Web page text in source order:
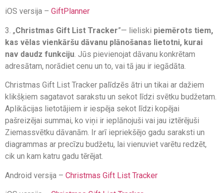
iOS versija – GiftPlanner
3. „Christmas Gift List Tracker”— lieliski piemērots tiem,
kas vēlas vienkāršu dāvanu plānošanas lietotni, kurai
nav daudz funkciju. Jūs pievienojat dāvanu konkrētam
adresātam, norādiet cenu un to, vai tā jau ir iegādāta.
Christmas Gift List Tracker palīdzēs ātri un tikai ar dažiem
klikšķiem sagatavot sarakstu un sekot līdzi svētku budžetam.
Aplikācijas lietotājiem ir iespēja sekot līdzi kopējai
pašreizējai summai, ko viņi ir ieplānojuši vai jau iztērējuši
Ziemassvētku dāvanām. Ir arī iepriekšējo gadu saraksti un
diagrammas ar precīzu budžetu, lai vienuviet varētu redzēt,
cik un kam katru gadu tērējat.
Android versija – Christmas Gift List Tracker